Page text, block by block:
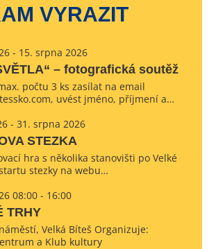
VYRAZIT
- 15. srpna 2026
– fotografická soutěž
počtu 3 ks zasílat na email
uvést jméno, příjmení a…
- 31. srpna 2026
STEZKA
hra s několika stanovišti po Velké
stezky na webu…
08:00 - 16:00
TRHY
Velká Bíteš Organizuje:
a Klub kultury